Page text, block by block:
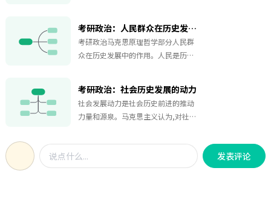
家总结了考研英语阅读的解题技巧，
快来看看吧~
考研政治：人民群众在历史发展中的作用
考研政治马克思原理哲学部分人民群
众在历史发展中的作用。人民是历史
两种不同的历史观以及唯物史观考察
历史创造者的原则，同时概述了杰出
人物在历史中的作用。
考研政治：社会历史发展的动力
社会发展动力是社会历史前进的推动
力量和源泉。马克思主义认为,对社会
依照这些因素作用的性质、范围和形
式,可以把它们区分为根本动力和直接
动力、基本动力和非基本动力、主要
发表评论